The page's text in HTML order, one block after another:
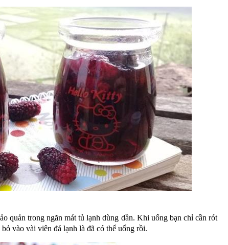
quản trong ngăn mát tủ lạnh dùng dần. Khi uống bạn chỉ cần rót
vào vài viên đá lạnh là đã có thể uống rồi.